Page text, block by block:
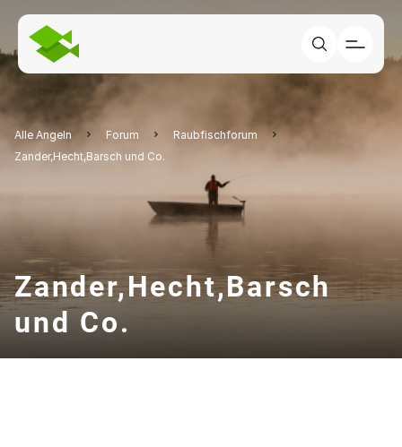
Alle Angeln Forum
Raubfischforum
Zander,Hecht,Barsch und Co.
Zander,Hecht,Barsch
und Co.